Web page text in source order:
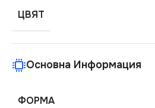
ЦВЯТ
Основна Информация
ФОРМА